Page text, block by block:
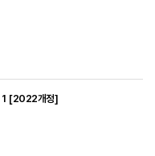
1 [2022개정]